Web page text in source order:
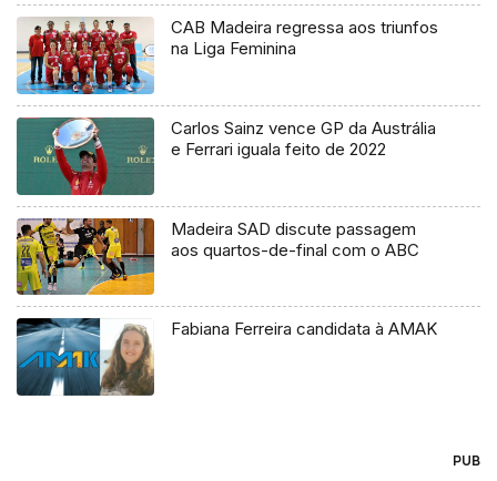
CAB Madeira regressa aos triunfos
na Liga Feminina
Carlos Sainz vence GP da Austrália
e Ferrari iguala feito de 2022
Madeira SAD discute passagem
aos quartos-de-final com o ABC
Fabiana Ferreira candidata à AMAK
PUB